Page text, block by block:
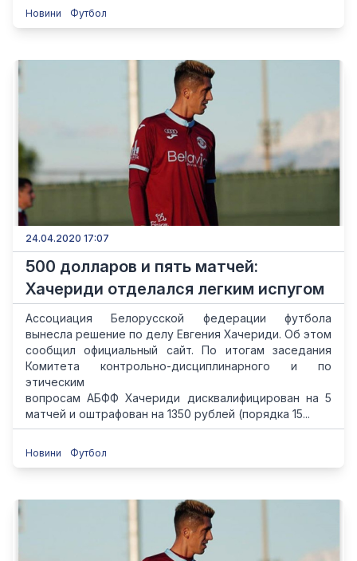
Новини Футбол
24.04.2020 17:07
500 долларов и пять матчей:
Хачериди отделался легким испугом
Ассоциация Белорусской федерации футбола
вынесла решение по делу Евгения Хачериди. Об этом
сообщил официальный сайт. По итогам заседания
Комитета контрольно-дисциплинарного и по
этическим
вопросам АБФФ Хачериди дисквалифицирован на 5
матчей и оштрафован на 1350 рублей (порядка 15...
Новини Футбол